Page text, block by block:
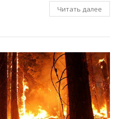
Читать далее